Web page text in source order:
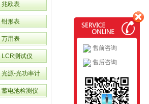
兆欧表
钳形表
万用表
LCR测试仪
光源-光功率计
蓄电池检测仪
售前咨询
售后咨询